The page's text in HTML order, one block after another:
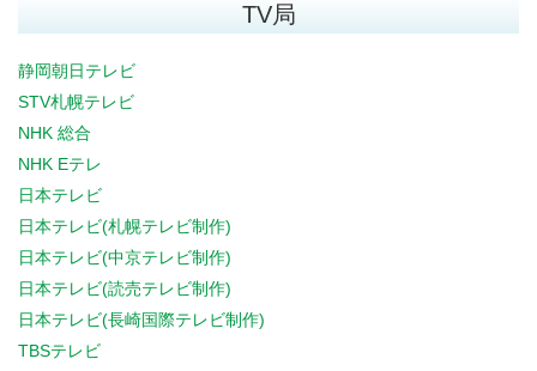
TV局
静岡朝日テレビ
STV札幌テレビ
NHK 総合
NHK Eテレ
日本テレビ
日本テレビ(札幌テレビ制作)
日本テレビ(中京テレビ制作)
日本テレビ(読売テレビ制作)
日本テレビ(長崎国際テレビ制作)
TBSテレビ